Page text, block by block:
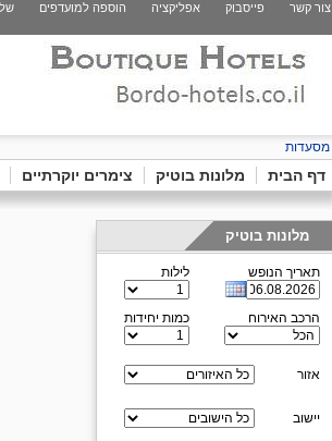
צור קשר פייסבוק אפליקציה הוספה למועדפים
מסעדות
דף הבית מלונות בוטיק צימרים יוקרתיים
מלונות בוטיק
תאריך הנופש לילות
הרכב האירוח כמות יחידות
אזור
יישוב